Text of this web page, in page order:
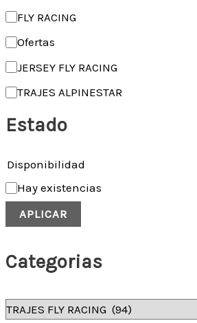
FLY RACING
Ofertas
JERSEY FLY RACING
TRAJES ALPINESTAR
Estado
Disponibilidad
Hay existencias
APLICAR
Categorias